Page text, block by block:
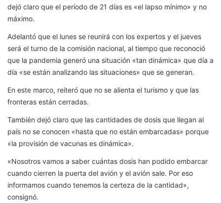
dejó claro que el período de 21 días es «el lapso mínimo» y no
máximo.
Adelantó que el lunes se reunirá con los expertos y el jueves
será el turno de la comisión nacional, al tiempo que reconoció
que la pandemia generó una situación «tan dinámica» que día a
día «se están analizando las situaciones» que se generan.
En este marco, reiteró que no se alienta el turismo y que las
fronteras están cerradas.
También dejó claro que las cantidades de dosis que llegan al
país no se conocen «hasta que no están embarcadas» porque
«la provisión de vacunas es dinámica».
«Nosotros vamos a saber cuántas dosis han podido embarcar
cuando cierren la puerta del avión y el avión sale. Por eso
informamos cuando tenemos la certeza de la cantidad»,
consignó.